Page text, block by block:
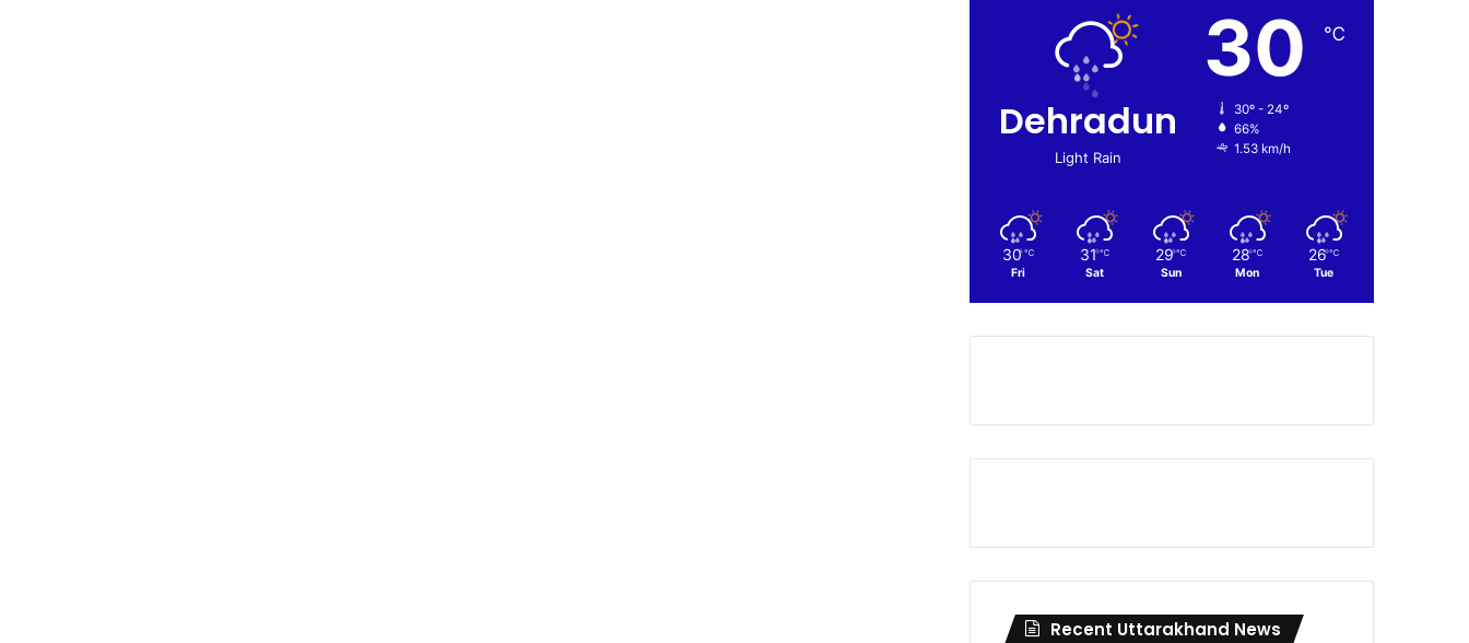
Dehradun
Light Rain
30 ℃
30º - 24º
66%
1.53 km/h
30 ℃
Fri
31 ℃
Sat
29 ℃
Sun
28 ℃
Mon
26 ℃
Tue
Recent Uttarakhand News